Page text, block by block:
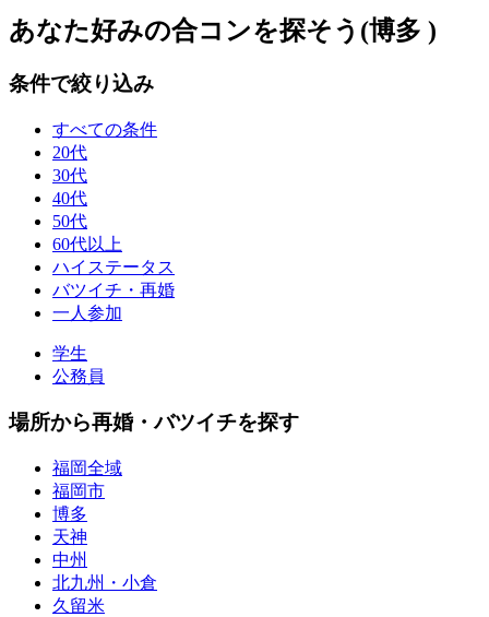
あなた好みの合コンを探そう(博多 )
条件で絞り込み
すべての条件
20代
30代
40代
50代
60代以上
ハイステータス
バツイチ・再婚
一人参加
学生
公務員
場所から再婚・バツイチを探す
福岡全域
福岡市
博多
天神
中州
北九州・小倉
久留米